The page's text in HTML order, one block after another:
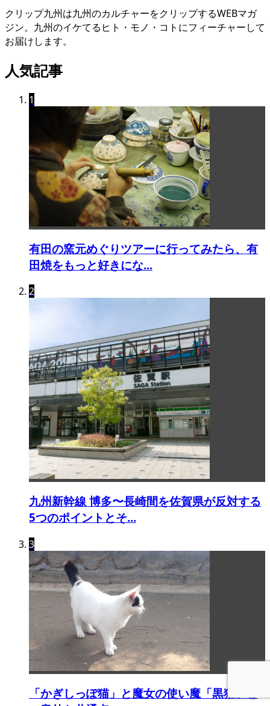
クリップ九州は九州のカルチャーをクリップするWEBマガ
ジン。九州のイケてるヒト・モノ・コトにフィーチャーして
お届けします。
人気記事
1
有田の窯元めぐりツアーに行ってみたら、有
田焼をもっと好きにな...
2
九州新幹線 博多〜長崎間を佐賀県が反対する
5つのポイントとそ...
3
「かぎしっぽ猫」と魔女の使い魔「黒猫」と